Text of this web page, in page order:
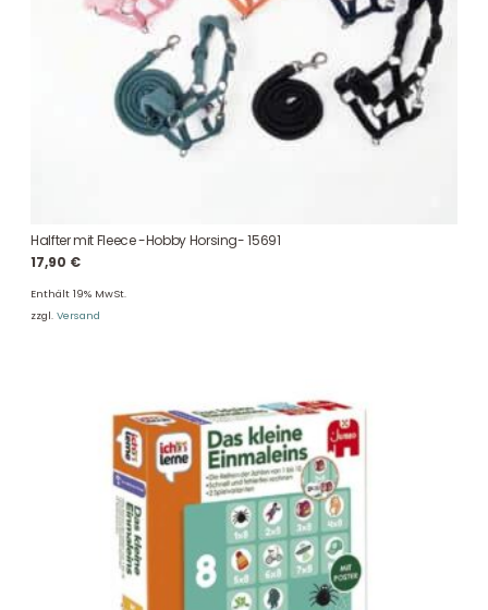
Halfter mit Fleece -Hobby Horsing- 15691
17,90 €
Enthält 19% MwSt.
zzgl. Versand